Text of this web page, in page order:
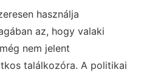
használja
az, hogy valaki
nem jelent
találkozóra. A politikai